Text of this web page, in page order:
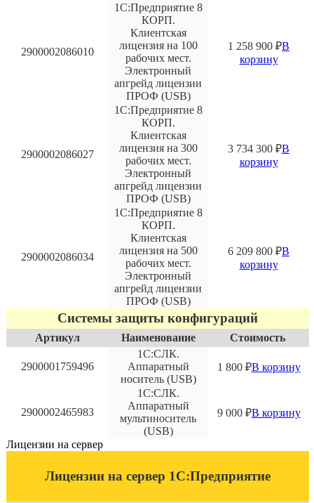
2900002086010
1С:Предприятие 8
КОРП.
Клиентская
лицензия на 100
рабочих мест.
Электронный
апгрейд лицензии
ПРОФ (USB)
1 258 900 ₽В
корзину
2900002086027
1С:Предприятие 8
КОРП.
Клиентская
лицензия на 300
рабочих мест.
Электронный
апгрейд лицензии
ПРОФ (USB)
3 734 300 ₽В
корзину
2900002086034
1С:Предприятие 8
КОРП.
Клиентская
лицензия на 500
рабочих мест.
Электронный
апгрейд лицензии
ПРОФ (USB)
6 209 800 ₽В
корзину
Системы защиты конфигураций
Артикул Наименование Стоимость
2900001759496
1С:СЛК.
Аппаратный
носитель (USB)
1 800 ₽В корзину
2900002465983
1С:СЛК.
Аппаратный
мультиноситель
(USB)
9 000 ₽В корзину
Лицензии на сервер
Лицензии на сервер 1С:Предприятие